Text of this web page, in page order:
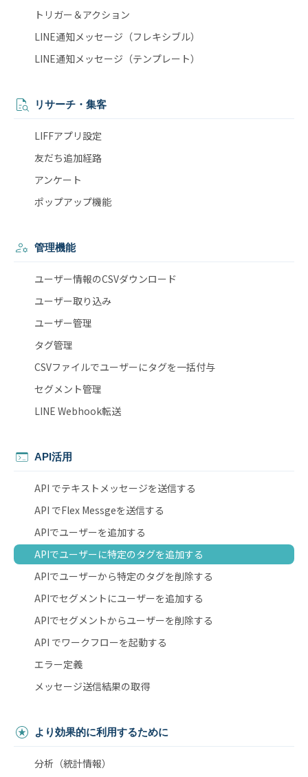
トリガー＆アクション
LINE通知メッセージ（フレキシブル）
LINE通知メッセージ（テンプレート）
リサーチ・集客
LIFFアプリ設定
友だち追加経路
アンケート
ポップアップ機能
管理機能
ユーザー情報のCSVダウンロード
ユーザー取り込み
ユーザー管理
タグ管理
CSVファイルでユーザーにタグを一括付与
セグメント管理
LINE Webhook転送
API活用
API でテキストメッセージを送信する
API でFlex Messgeを送信する
APIでユーザーを追加する
APIでユーザーに特定のタグを追加する
APIでユーザーから特定のタグを削除する
APIでセグメントにユーザーを追加する
APIでセグメントからユーザーを削除する
API でワークフローを起動する
エラー定義
メッセージ送信結果の取得
より効果的に利用するために
分析（統計情報）